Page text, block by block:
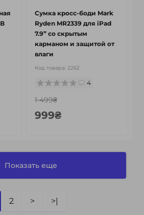
Сумка кросс-боди Mark
Ryden MR2339 для iPad
7.9” со скрытым
карманом и защитой от
влаги
Код товара: 2262
4
1 499₴
999₴
Показать еще
2 > >|